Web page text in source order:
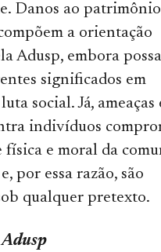
Danos ao patrimônio
a orientação
Adusp, embora
significados em
social. Já, ameaças
indivíduos
física e moral da
por essa razão, são
qualquer pretexto.